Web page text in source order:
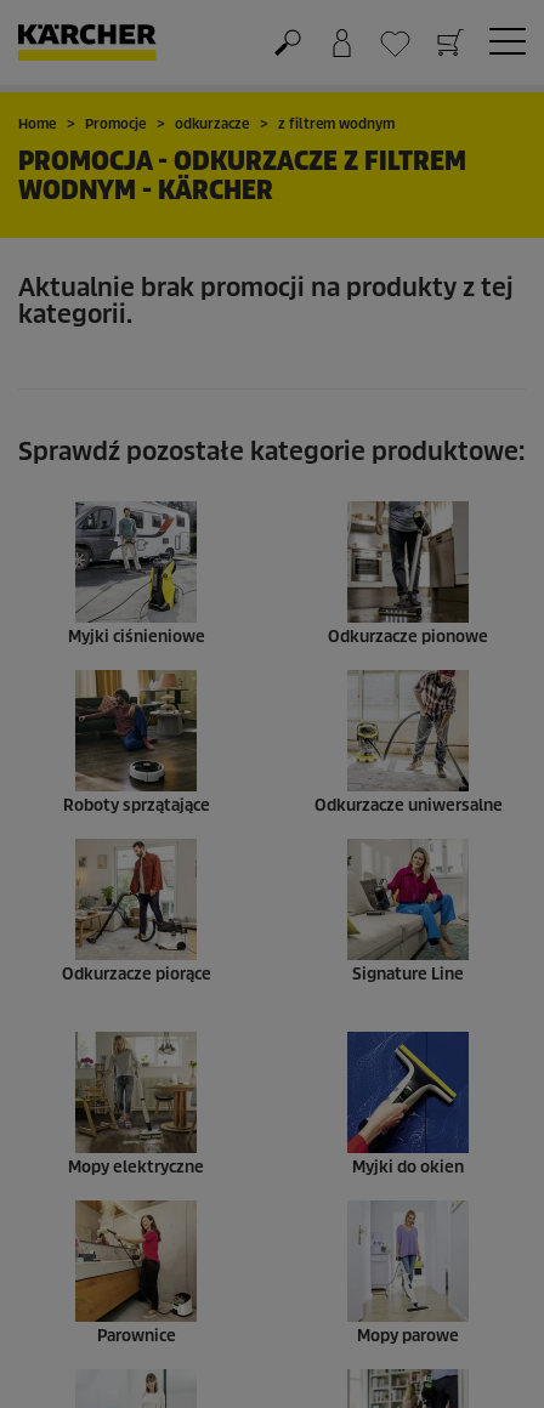
Koszyk
Lista życzeń
Home Promocje odkurzacze z filtrem wodnym
PROMOCJA - ODKURZACZE Z FILTREM
WODNYM - KÄRCHER
Aktualnie brak promocji na produkty z tej
kategorii.
Sprawdź pozostałe kategorie produktowe:
Myjki ciśnieniowe Odkurzacze pionowe
Roboty sprzątające Odkurzacze uniwersalne
Odkurzacze piorące Signature Line
Mopy elektryczne Myjki do okien
Parownice Mopy parowe